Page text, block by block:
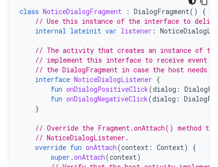
class NoticeDialogFragment : DialogFragment()
{
// Use this instance of the interface to
internal lateinit var listener :
// The activity that creates an instance of
// implement this interface to receive event
// the DialogFragment in case the host needs
interface NoticeDialogListener {
fun onDialogPositiveClick(dialog :
fun onDialogNegativeClick(dialog :
}
// Override the Fragment.onAttach() method
// NoticeDialogListener.
override fun onAttach(context : Context)
{
super .onAttach(context)